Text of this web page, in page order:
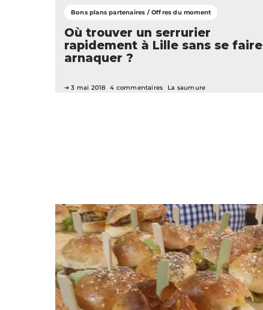
Bons plans partenaires / Offres du moment
Où trouver un serrurier
rapidement à Lille sans se faire
arnaquer ?
3 mai 2018 4 commentaires La saumure